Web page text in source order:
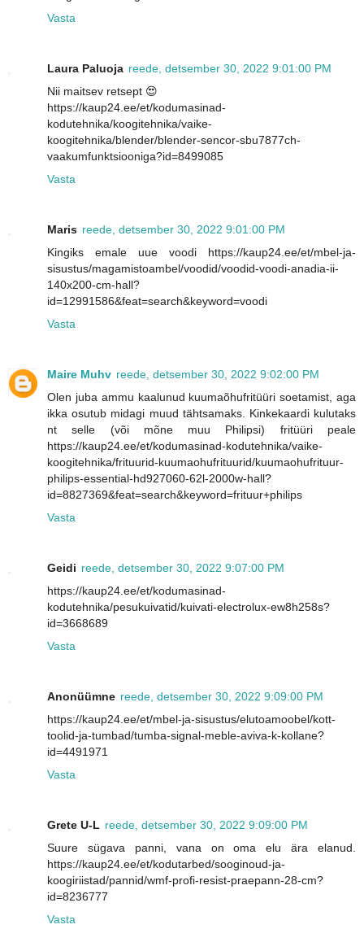
Vasta
Laura Paluoja reede, detsember 30, 2022 9:01:00 PM
Nii maitsev retsept 😍
https://kaup24.ee/et/kodumasinad-
kodutehnika/koogitehnika/vaike-
koogitehnika/blender/blender-sencor-sbu7877ch-
vaakumfunktsiooniga?id=8499085
Vasta
Maris reede, detsember 30, 2022 9:01:00 PM
Kingiks emale uue voodi https://kaup24.ee/et/mbel-ja-
sisustus/magamistoambel/voodid/voodid-voodi-anadia-ii-
140x200-cm-hall?
id=12991586&feat=search&keyword=voodi
Vasta
Maire Muhv reede, detsember 30, 2022 9:02:00 PM
Olen juba ammu kaalunud kuumaõhufritüüri soetamist, aga
ikka osutub midagi muud tähtsamaks. Kinkekaardi kulutaks
nt selle (või mõne muu Philipsi) fritüüri peale
https://kaup24.ee/et/kodumasinad-kodutehnika/vaike-
koogitehnika/frituurid-kuumaohufrituurid/kuumaohufrituur-
philips-essential-hd927060-62l-2000w-hall?
id=8827369&feat=search&keyword=frituur+philips
Vasta
Geidi reede, detsember 30, 2022 9:07:00 PM
https://kaup24.ee/et/kodumasinad-
kodutehnika/pesukuivatid/kuivati-electrolux-ew8h258s?
id=3668689
Vasta
Anonüümne reede, detsember 30, 2022 9:09:00 PM
https://kaup24.ee/et/mbel-ja-sisustus/elutoamoobel/kott-
toolid-ja-tumbad/tumba-signal-meble-aviva-k-kollane?
id=4491971
Vasta
Grete U-L reede, detsember 30, 2022 9:09:00 PM
Suure sügava panni, vana on oma elu ära elanud.
https://kaup24.ee/et/kodutarbed/sooginoud-ja-
koogiriistad/pannid/wmf-profi-resist-praepann-28-cm?
id=8236777
Vasta